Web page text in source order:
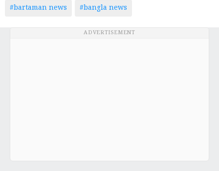
#bartaman news #bangla news
ADVERTISEMENT